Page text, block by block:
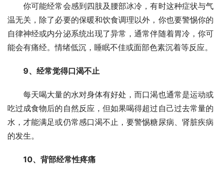
你可能经常会感到四肢及腰部冰冷，有时这种症状与气
温无关，除了必要的保暖和饮食调理以外，你也要警惕你的
自律神经或内分泌系统出现了异常，通常伴随着胃冷，你可
能会有痛经。情绪低沉，睡眠不佳或面部色素沉着等反应。
9、经常觉得口渴不止
每天喝大量的水对身体有好处，而口渴也通常是运动或
吃过成食物后的自然反应，但如果喝得超过自己过去常量的
水，才能满足或仍常感口渴不止，要警惕糖尿病、肾脏疾病
的发生。
10、背部经常性疼痛